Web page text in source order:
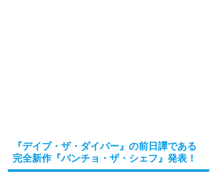
『デイブ・ザ・ダイバー』の前日譚である
完全新作『バンチョ・ザ・シェフ』発表！